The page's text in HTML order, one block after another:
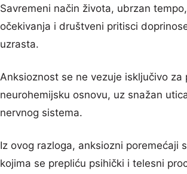
Savremeni način života, ubrzan
očekivanja i društveni pritisci
uzrasta.
Anksioznost se ne vezuje isključivo
neurohemijsku osnovu, uz snažan
nervnog sistema.
Iz ovog razloga, anksiozni poremećaji
kojima se prepliću psihički i telesni